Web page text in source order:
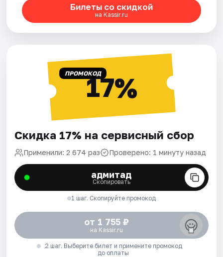
Билеты со скидкой
на Kassir.ru
ПРОМОКОД17%
Скидка 17% на сервисный сбор
Применили: 2 674 раз Проверено: 1 минуту назад
адмитад
Скопировать
1 шаг. Скопируйте промокод
от 1 755 ₽
на Kassir.ru
2 шаг. Выберите билет и примените промокод
до оплаты